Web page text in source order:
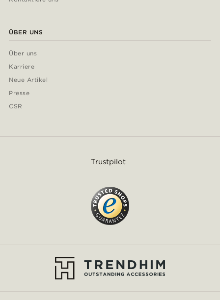
ÜBER UNS
Über uns
Karriere
Neue Artikel
Presse
CSR
Trustpilot